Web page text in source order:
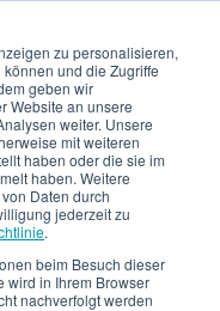
zu personalisieren,
und die Zugriffe
geben wir
Website an unsere
weiter. Unsere
mit weiteren
haben oder die sie im
haben. Weitere
Daten durch
jederzeit zu
.
beim Besuch dieser
wird in Ihrem Browser
nachverfolgt werden